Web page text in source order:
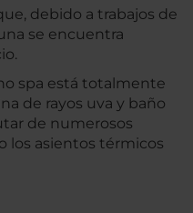
debido a trabajos de
se encuentra
spa está totalmente
de rayos uva y baño
de numerosos
los asientos térmicos